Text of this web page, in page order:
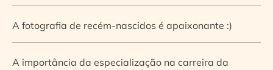
A fotografia de recém-nascidos é apaixonante :)
A importância da especialização na carreira da